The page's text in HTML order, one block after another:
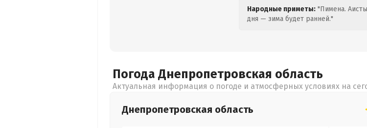
Народные приметы: "Пимена.
дня — зима будет ранней."
Погода Днепропетровская область
Актуальная информация о погоде и атмосферных условиях на
Днепропетровская область